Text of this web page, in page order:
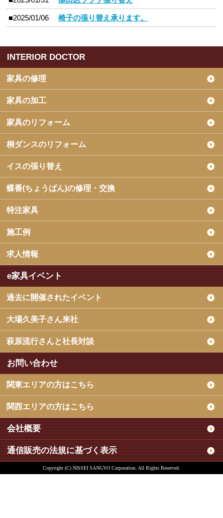
■2025/01/06 椅子の張り替え承ります。
INTERIOR DOCTOR
家具の修理
家具の加工
家具のリフォーム
桐ダンスのリフォーム
イスの張り替え
蝶番(ちょうばん)の修理・交換
特注家具
施工例
求人情報
e家具イベント
過去に開催されたイベント
大場久美子さん来社
萩原流行さんと社長対談
お問い合わせ
関東エリアの方はこちら
関西エリアの方はこちら
会社概要
通信販売の法規に基づく表示
Copyright (C) NISSEI SANGYO Corporation. All Rights Reserved.